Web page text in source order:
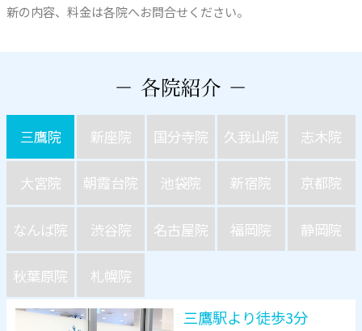
新の内容、料金は各院へお問合せください。
三鷹院 新座院 国分寺院 久我山院 志木院
大宮院 朝霞台院 池袋院 新宿院 京都院
なんば院 渋谷院 名古屋院 福岡院 静岡院
秋葉原院 札幌院
三鷹駅より徒歩3分